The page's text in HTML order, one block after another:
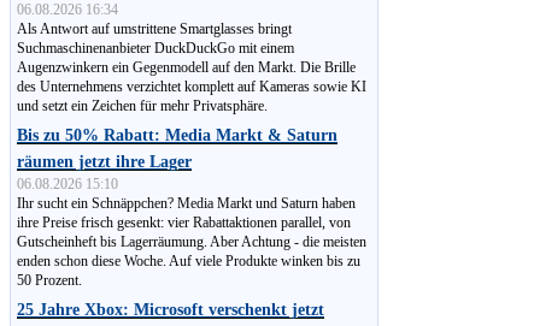
06.08.2026 16:34
Als Antwort auf umstrittene Smartglasses bringt
Suchmaschinen­anbieter DuckDuckGo mit einem
Augenzwinkern ein Gegenmodell auf den Markt. Die Brille
des Unternehmens verzichtet komplett auf Kameras sowie KI
und setzt ein Zeichen für mehr Privatsphäre.
Bis zu 50% Rabatt: Media Markt & Saturn
räumen jetzt ihre Lager
06.08.2026 15:10
Ihr sucht ein Schnäppchen? Media Markt und Saturn haben
ihre Preise frisch gesenkt: vier Rabattaktionen parallel, von
Gut­schein­heft bis Lagerräumung. Aber Achtung - die meisten
enden schon diese Woche. Auf viele Produkte winken bis zu
50 Prozent.
25 Jahre Xbox: Microsoft verschenkt jetzt